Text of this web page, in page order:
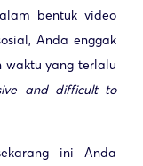
bentuk video
Anda enggak
waktu yang terlalu
and difficult to
ini Anda